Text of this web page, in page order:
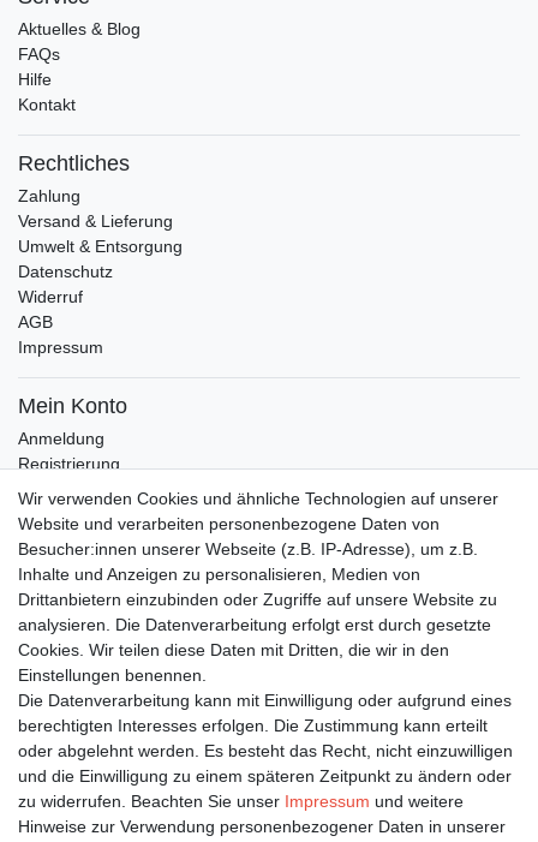
Aktuelles & Blog
FAQs
Hilfe
Kontakt
Rechtliches
Zahlung
Versand & Lieferung
Umwelt & Entsorgung
Datenschutz
Widerruf
AGB
Impressum
Mein Konto
Anmeldung
Registrierung
Wunschliste
Warenkorb
Bleiben Sie auf dem Laufenden ...
E-MAIL **
Newsletter
Honig
Hiermit bestätige ich, dass ich die
Einwilligung kann ich jederzeit widerrufen.**
Abonnieren
** Hierbei handelt es sich um ein Pflichtfeld.
Wir verwenden Cookies und ähnliche Technologien auf unserer
Website und verarbeiten personenbezogene Daten von
Besucher:innen unserer Webseite (z.B. IP-Adresse), um z.B.
Inhalte und Anzeigen zu personalisieren, Medien von
Drittanbietern einzubinden oder Zugriffe auf unsere Website zu
analysieren. Die Datenverarbeitung erfolgt erst durch gesetzte
Cookies. Wir teilen diese Daten mit Dritten, die wir in den
Einstellungen benennen.
Die Datenverarbeitung kann mit Einwilligung oder aufgrund eines
berechtigten Interesses erfolgen. Die Zustimmung kann erteilt
oder abgelehnt werden. Es besteht das Recht, nicht einzuwilligen
und die Einwilligung zu einem späteren Zeitpunkt zu ändern oder
zu widerrufen. Beachten Sie unser Impressum und weitere
Hinweise zur Verwendung personenbezogener Daten in unserer